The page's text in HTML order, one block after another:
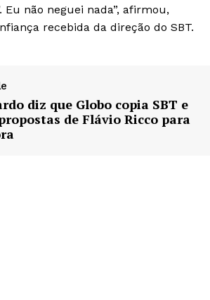
não neguei nada”, afirmou,
recebida da direção do SBT.
diz que Globo copia SBT e
de Flávio Ricco para